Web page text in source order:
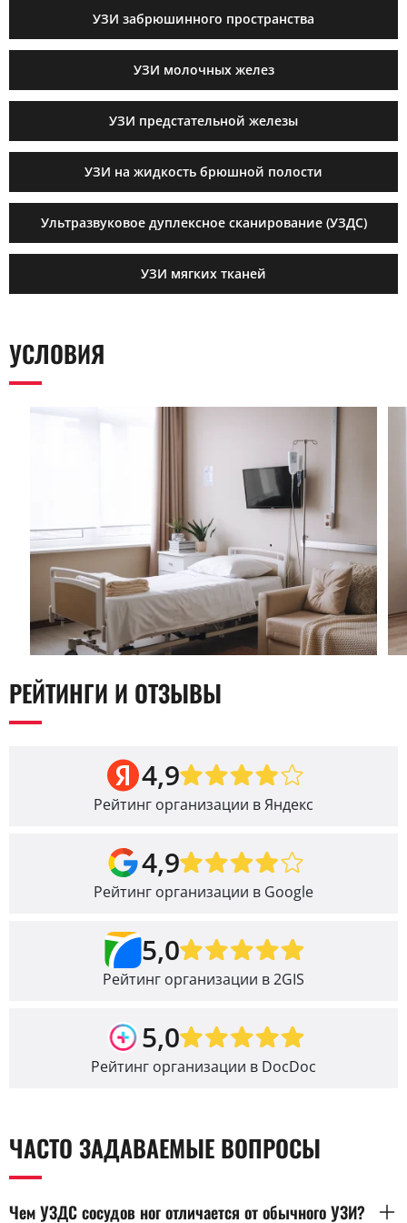
УЗИ забрюшинного пространства
УЗИ молочных желез
УЗИ предстательной железы
УЗИ на жидкость брюшной полости
Ультразвуковое дуплексное сканирование (УЗДС)
УЗИ мягких тканей
УСЛОВИЯ
РЕЙТИНГИ И ОТЗЫВЫ
4,9
Рейтинг организации в Яндекс
4,9
Рейтинг организации в Google
5,0
Рейтинг организации в 2GIS
5,0
Рейтинг организации в DocDoc
ЧАСТО ЗАДАВАЕМЫЕ ВОПРОСЫ
Чем УЗДС сосудов ног отличается от обычного УЗИ?